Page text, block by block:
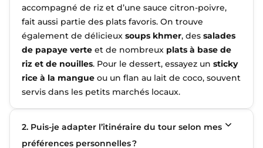
accompagné de riz et d’une sauce citron-poivre,
fait aussi partie des plats favoris. On trouve
également de délicieux soups khmer, des salades
de papaye verte et de nombreux plats à base de
riz et de nouilles. Pour le dessert, essayez un sticky
rice à la mangue ou un flan au lait de coco, souvent
servis dans les petits marchés locaux.
2. Puis‑je adapter l’itinéraire du tour selon mes
préférences personnelles ?